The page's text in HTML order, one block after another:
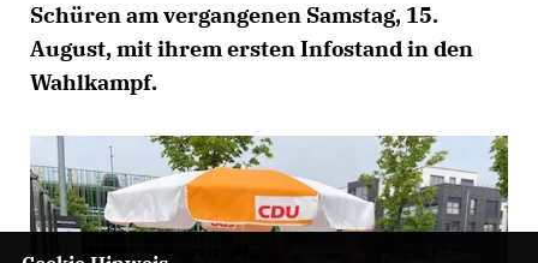
Schüren am vergangenen Samstag, 15.
August, mit ihrem ersten Infostand in den
Wahlkampf.